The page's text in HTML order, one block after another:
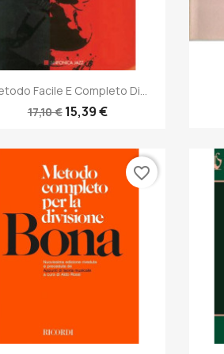
Anteprima
Facile E Completo Di...
17,10 € 15,39 €
favorite_border